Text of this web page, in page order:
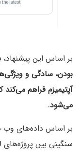
بر اساس این پیشنهاد،
بودن، سادگی و
می‌شود.
بر اساس داده‌های
سنگینی بین پروژه‌های لایه ۲ مختلف از جمله